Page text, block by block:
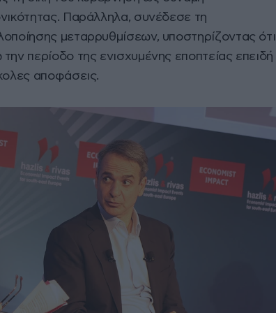
Παράλληλα, συνέδεσε τη
μεταρρυθμίσεων, υποστηρίζοντας ότι
περίοδο της ενισχυμένης εποπτείας επειδή
αποφάσεις.